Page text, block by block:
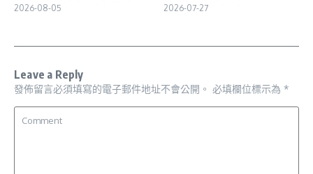
2026-08-05 2026-07-27
Leave a Reply
發佈留言必須填寫的電子郵件地址不會公開。 必填欄位標示為 *